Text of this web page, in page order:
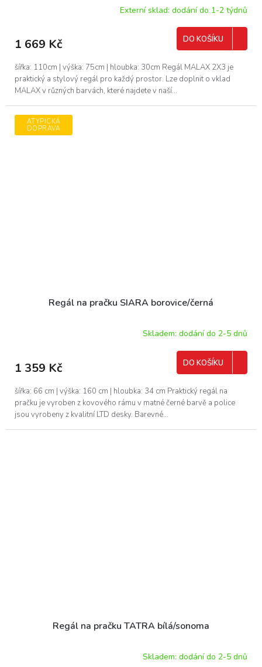
Externí sklad: dodání do 1-2 týdnů
1 669 Kč DO KOŠÍKU
šířka: 110cm | výška: 75cm | hloubka: 30cm Regál MALAX 2X3 je
praktický a stylový regál pro každý prostor. Lze doplnit o vklad
MALAX v různých barvách, které najdete v naší...
ATYPICKÁ
DOPRAVA
Regál na pračku SIARA borovice/černá
Skladem: dodání do 2-5 dnů
1 359 Kč DO KOŠÍKU
šířka: 66 cm | výška: 160 cm | hloubka: 34 cm Praktický regál na
pračku je vyroben z kovového rámu v matné černé barvě a police
jsou vyrobeny z kvalitní LTD desky. Barevné...
Regál na pračku TATRA bílá/sonoma
Skladem: dodání do 2-5 dnů